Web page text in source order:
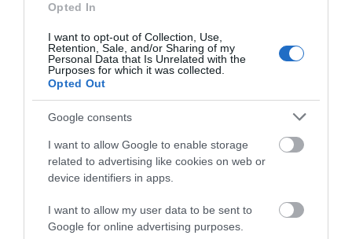
Opted In
I want to opt-out of Collection, Use,
Retention, Sale, and/or Sharing of my
Personal Data that Is Unrelated with the
Purposes for which it was collected.
Opted Out
Google consents
I want to allow Google to enable storage
related to advertising like cookies on web or
device identifiers in apps.
I want to allow my user data to be sent to
Google for online advertising purposes.
Διαβάστε όλες τις
Διαβάστε όλες τιςτελευταίες ειδήσεις
για την
Ελλάδακαι τονΚόσμοστοevima.gr
ΜΕΓΑΛΗ ΤΡΙΤΗ
ΡΟΗ ΕΙΔΗΣΕΩΝ
Φωτιά στη Σκύρο: Χωρίς ενεργό
μέτωπο – Παραμένουν ισχυρές
δυνάμεις της Πυροσβεστικής
07.08.2026 | 00:10